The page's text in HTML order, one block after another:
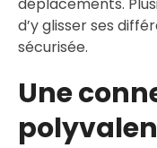
déplacements.
d’y glisser ses
sécurisée.
Une